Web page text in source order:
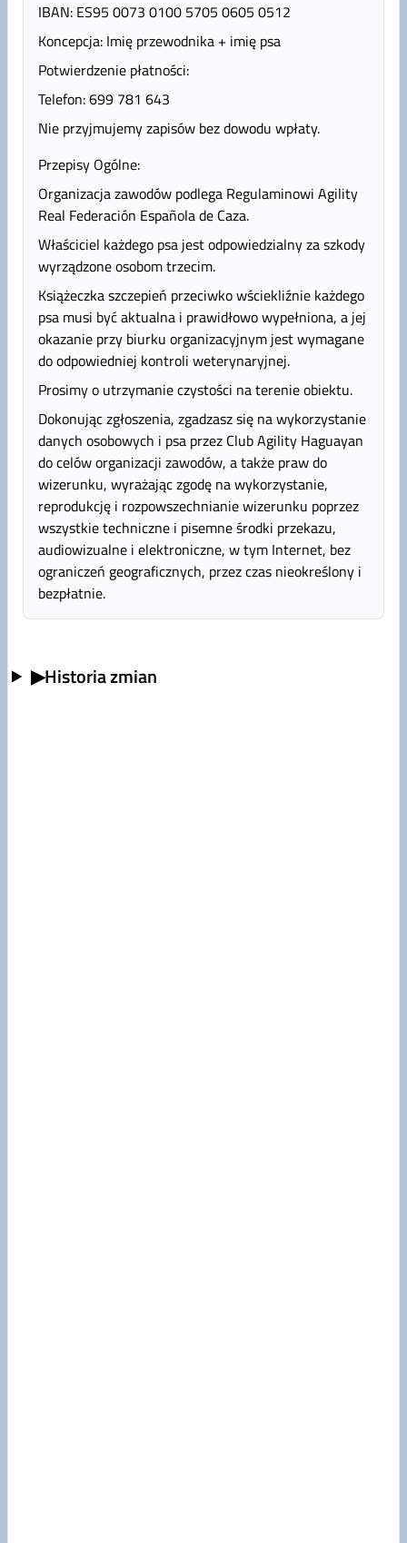
IBAN: ES95 0073 0100 5705 0605 0512
Koncepcja: Imię przewodnika + imię psa
Potwierdzenie płatności:
Telefon: 699 781 643
Nie przyjmujemy zapisów bez dowodu wpłaty.
Przepisy Ogólne:
Organizacja zawodów podlega Regulaminowi Agility
Real Federación Española de Caza.
Właściciel każdego psa jest odpowiedzialny za szkody
wyrządzone osobom trzecim.
Książeczka szczepień przeciwko wściekliźnie każdego
psa musi być aktualna i prawidłowo wypełniona, a jej
okazanie przy biurku organizacyjnym jest wymagane
do odpowiedniej kontroli weterynaryjnej.
Prosimy o utrzymanie czystości na terenie obiektu.
Dokonując zgłoszenia, zgadzasz się na wykorzystanie
danych osobowych i psa przez Club Agility Haguayan
do celów organizacji zawodów, a także praw do
wizerunku, wyrażając zgodę na wykorzystanie,
reprodukcję i rozpowszechnianie wizerunku poprzez
wszystkie techniczne i pisemne środki przekazu,
audiowizualne i elektroniczne, w tym Internet, bez
ograniczeń geograficznych, przez czas nieokreślony i
bezpłatnie.
▶Historia zmian